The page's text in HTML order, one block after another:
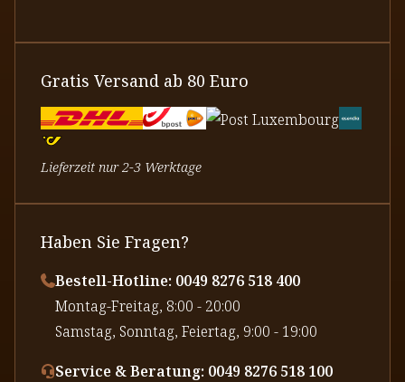
Gratis Versand ab 80 Euro
Lieferzeit nur 2-3 Werktage
Haben Sie Fragen?
Bestell-Hotline: 0049 8276 518 400
⁠Montag-Freitag, 8:00 - 20:00
⁠Samstag, Sonntag, Feiertag, 9:00 - 19:00
Service & Beratung: 0049 8276 518 100